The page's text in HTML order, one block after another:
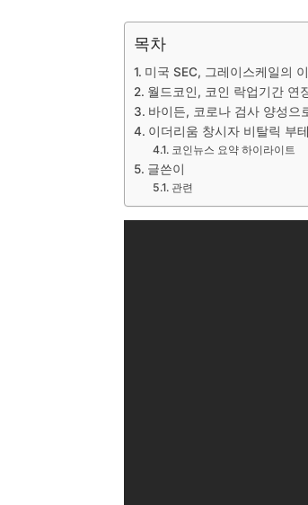
목차
미국 SEC, 그레이스케일의
월드코인, 코인 락업기간 연
바이든, 코로나 검사 양성으
이더리움 창시자 비탈릭 부
코인뉴스 요약 하이라이트
글쓴이
관련